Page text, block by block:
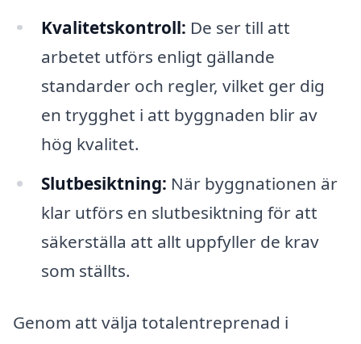
Kvalitetskontroll: De ser till att
arbetet utförs enligt gällande
standarder och regler, vilket ger dig
en trygghet i att byggnaden blir av
hög kvalitet.
Slutbesiktning: När byggnationen är
klar utförs en slutbesiktning för att
säkerställa att allt uppfyller de krav
som ställts.
Genom att välja totalentreprenad i